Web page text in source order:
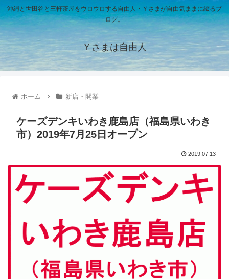
沖縄と世田谷と三軒茶屋をウロウロする自由人・Ｙさまが自由気ままに綴るブ
ログ。
Ｙさまは自由人
ホーム 新店・開業
ケーズデンキいわき鹿島店（福島県いわき
市）2019年7月25日オープン
2019.07.13